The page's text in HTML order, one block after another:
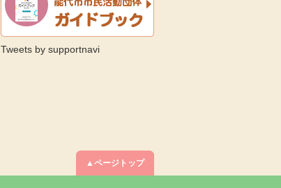
Tweets by supportnavi
▲ページトップ